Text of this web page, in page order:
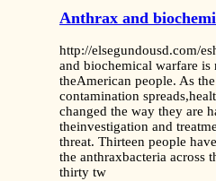
Anthrax and
http://elsegundousd.com/
and biochemical warfare is
theAmerican people. As
contamination
changed the way they are
theinvestigation and
threat. Thirteen people
the anthraxbacteria across
thirty tw